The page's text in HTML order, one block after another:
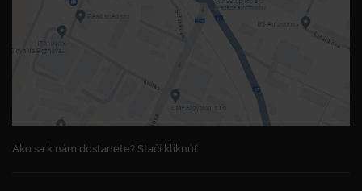
Ako sa k nám dostanete? Stačí kliknúť.